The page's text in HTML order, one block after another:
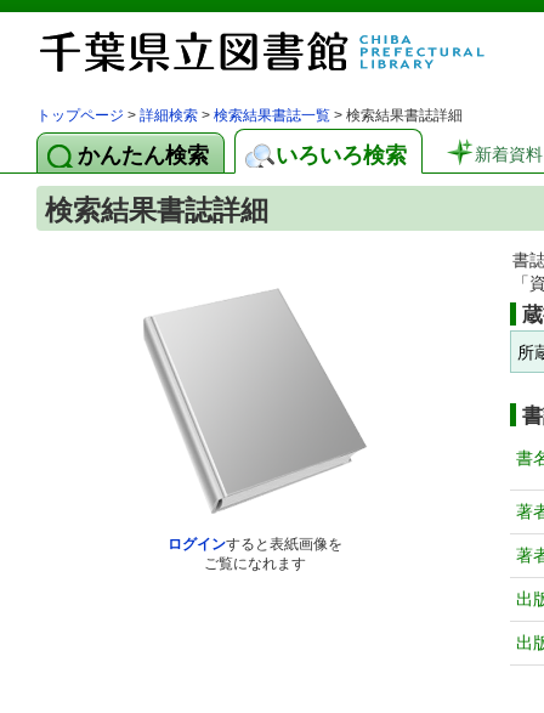
トップページ > 詳細検索 > 検索結果書誌一覧 > 検索結果書誌詳細
かんたん検索 いろいろ検索 新着資料
検索結果書誌詳細
ログインすると表紙画像を
ご覧になれます
書
「
所
書
著
著
出
出